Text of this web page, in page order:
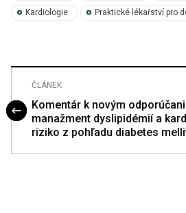
Kardiologie Praktické lékařství pro
ČLÁNEK
Komentár k novým
manažment dyslipidémií a
riziko z pohľadu diabetes